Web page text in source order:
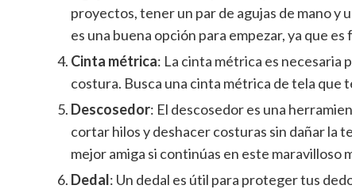
proyectos, tener un par de agujas de mano y
es una buena opción para empezar, ya que
Cinta métrica: La cinta métrica es necesaria
costura. Busca una cinta métrica de tela que
Descosedor: El descosedor es una
cortar hilos y deshacer costuras sin dañar la
mejor amiga si continúas en este maravilloso
Dedal: Un dedal es útil para proteger tus